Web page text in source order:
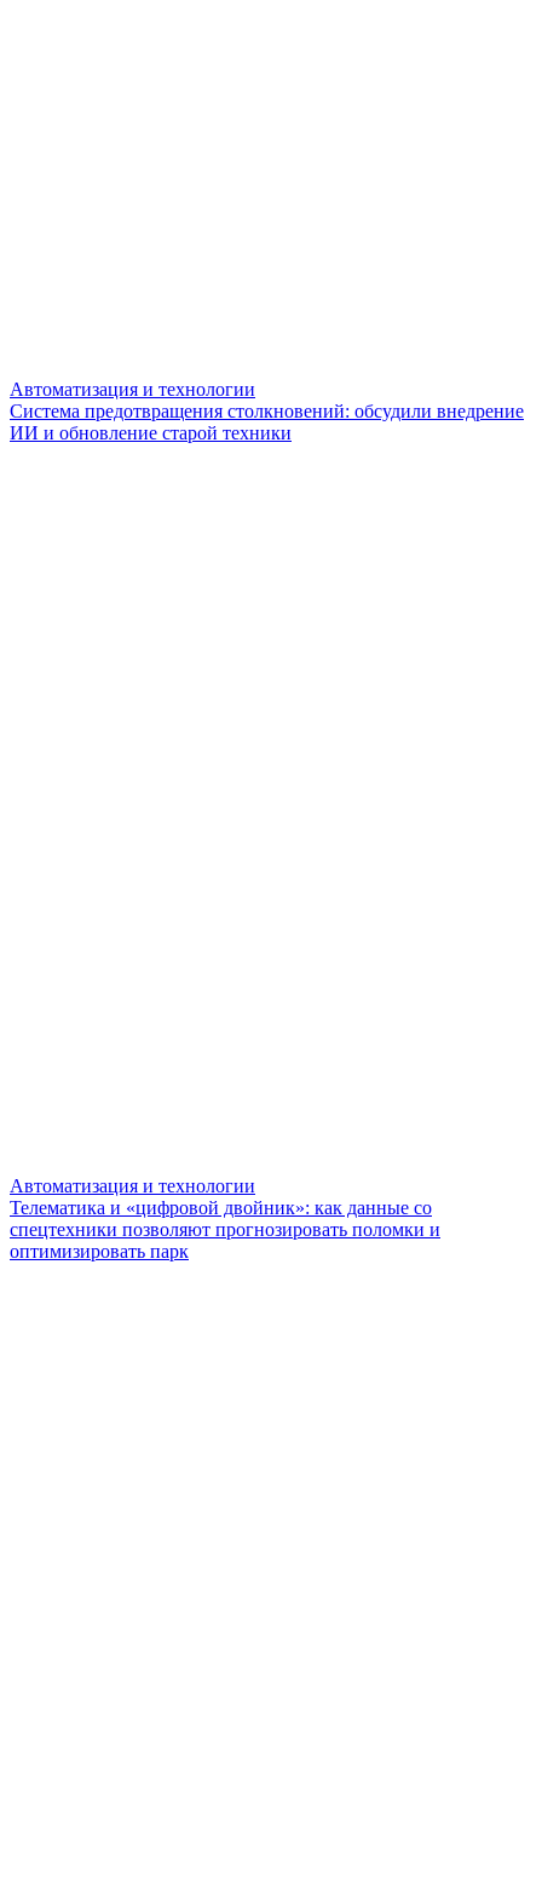
Автоматизация и технологии
Система предотвращения столкновений: обсудили внедрение
ИИ и обновление старой техники
Автоматизация и технологии
Телематика и «цифровой двойник»: как данные со
спецтехники позволяют прогнозировать поломки и
оптимизировать парк